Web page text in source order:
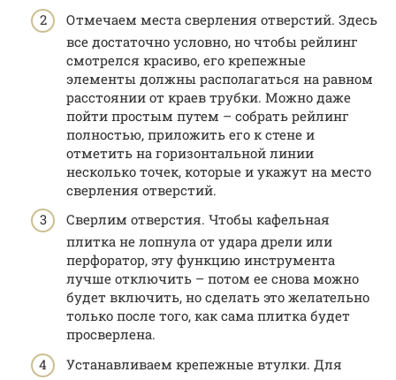
Отмечаем места сверления отверстий. Здесь
все достаточно условно, но чтобы рейлинг
смотрелся красиво, его крепежные
элементы должны располагаться на равном
расстоянии от краев трубки. Можно даже
пойти простым путем – собрать рейлинг
полностью, приложить его к стене и
отметить на горизонтальной линии
несколько точек, которые и укажут на место
сверления отверстий.
Сверлим отверстия. Чтобы кафельная
плитка не лопнула от удара дрели или
перфоратор, эту функцию инструмента
лучше отключить – потом ее снова можно
будет включить, но сделать это желательно
только после того, как сама плитка будет
просверлена.
Устанавливаем крепежные втулки. Для